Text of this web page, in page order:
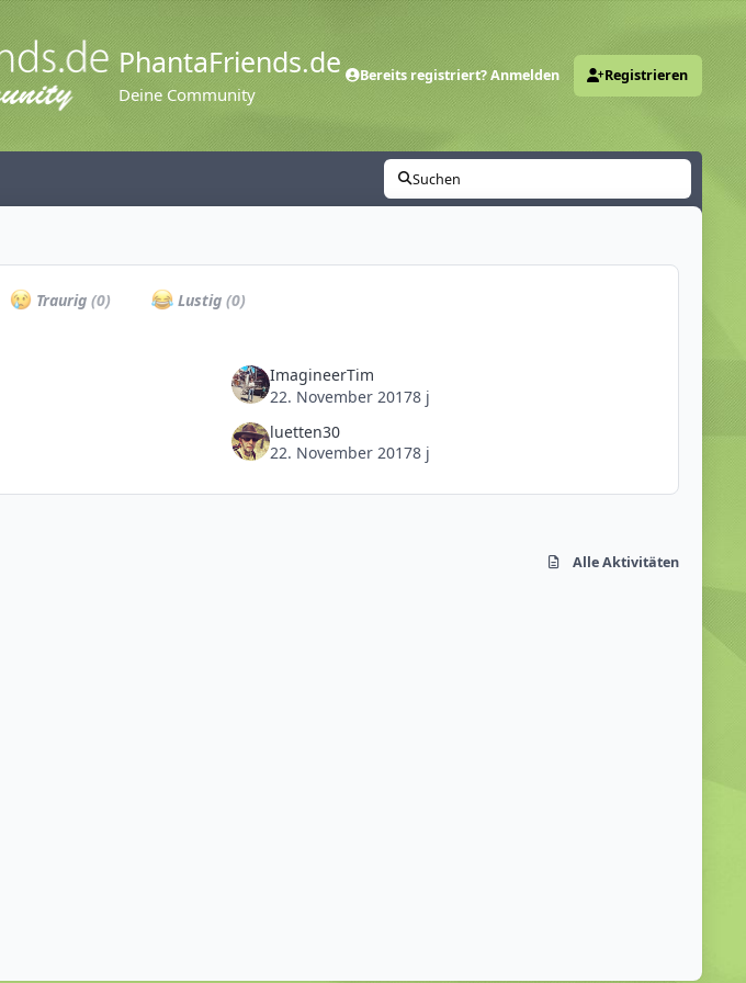
PhantaFriends.de
Deine Community
Bereits registriert? Anmelden Registrieren
Suchen
Traurig(0) Lustig (0)
ImagineerTim
22. November 20178 j
luetten30
22. November 20178 j
Alle Aktivitäten